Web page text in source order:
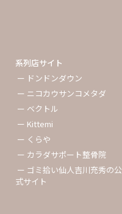
系列店サイト
ー ドンドンダウン
ー ニコカウサンコメタダ
ー ベクトル
ー Kittemi
ー くらや
ー カラダサポート整骨院
ー ゴミ拾い仙人吉川充秀の公
式サイト